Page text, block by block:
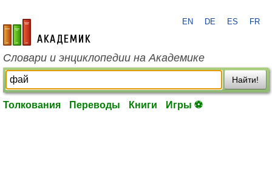
academic.ru
EN DE ES FR
Словари и энциклопедии на Академике
Найти!
Толкования Переводы Книги Игры ⚽